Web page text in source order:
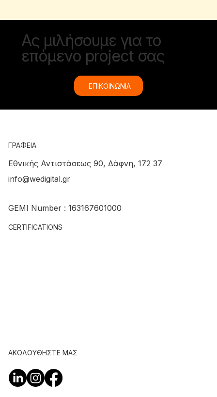
Ας μιλήσουμε για το
επόμενο project σας
ΕΠΙΚΟΙΝΩΝΙΑ
ΓΡΑΦΕΙΑ
Εθνικής Αντιστάσεως 90, Δάφνη, 172 37
info@wedigital.gr
GEMI Number : 163167601000
CERTIFICATIONS
ΑΚΟΛΟΥΘΗΣΤΕ ΜΑΣ